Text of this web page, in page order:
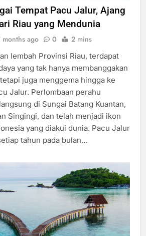
Tempat Pacu Jalur, Ajang
Riau yang Mendunia
months ago 0 2 mins
lembah Provinsi Riau, terdapat
yang tak hanya membanggakan
juga menggema hingga ke
Jalur. Perlombaan perahu
di Sungai Batang Kuantan,
Singingi, dan telah menjadi ikon
yang diakui dunia. Pacu Jalur
tahun pada bulan…